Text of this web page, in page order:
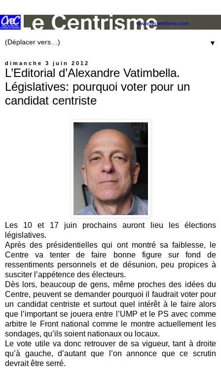
▼
dimanche 3 juin 2012
L’Editorial d’Alexandre Vatimbella.
Législatives: pourquoi voter pour un
candidat centriste
Les 10 et 17 juin prochains auront lieu les élections
législatives.
Après des présidentielles qui ont montré sa faiblesse, le
Centre va tenter de faire bonne figure sur fond de
ressentiments personnels et de désunion, peu propices à
susciter l’appétence des électeurs.
Dès lors, beaucoup de gens, même proches des idées du
Centre, peuvent se demander pourquoi il faudrait voter pour
un candidat centriste et surtout quel intérêt à le faire alors
que l’important se jouera entre l’UMP et le PS avec comme
arbitre le Front national comme le montre actuellement les
sondages, qu’ils soient nationaux ou locaux.
Le vote utile va donc retrouver de sa vigueur, tant à droite
qu’à gauche, d’autant que l’on annonce que ce scrutin
devrait être serré.